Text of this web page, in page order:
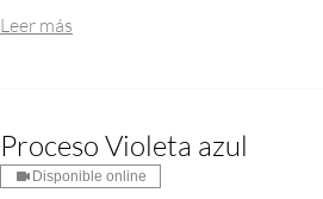
Leer más
Proceso Violeta azul
Disponible online